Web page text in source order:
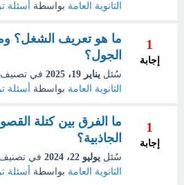
الثانوية العامة بواسطة أسئلة
1
إجابة
ما هو تعريف الشغل؟
الجول؟
سُئل يناير 19، 2025 في تصنيف
الثانوية العامة بواسطة أسئلة
1
إجابة
ما الفرق بين كتلة
الجاذبية؟
سُئل يوليو 22، 2024 في تصنيف
الثانوية العامة بواسطة أسئلة